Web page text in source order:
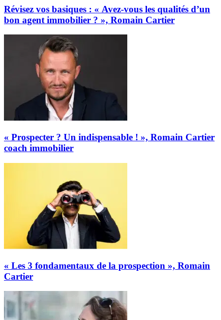
Révisez vos basiques : « Avez-vous les qualités d’un
bon agent immobilier ? », Romain Cartier
« Prospecter ? Un indispensable ! », Romain Cartier
coach immobilier
« Les 3 fondamentaux de la prospection », Romain
Cartier